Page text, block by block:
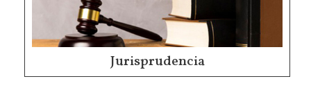
Jurisprudencia